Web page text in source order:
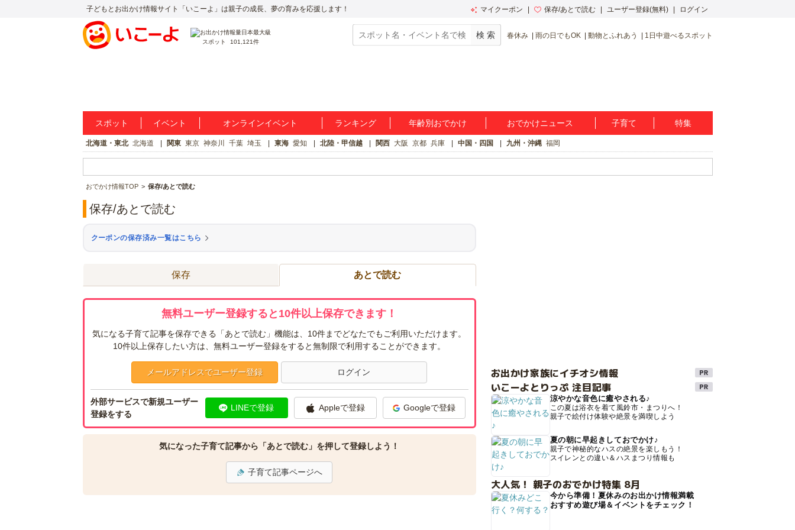
子どもとお出かけ情報サイト「いこーよ」は親子の成長、夢の育みを応援します！ マイクーポン 保存/あとで読む ユーザー登録(無料) ログイン
スポット 101,121件
春休み 雨の日でもOK 動物とふれあう 1日中遊べるスポット
スポット イベント オンラインイベント ランキング 年齢別おでかけ おでかけニュース 子育て 特集
北海道・東北 北海道 関東 東京 神奈川 千葉 埼玉 東海 愛知 北陸・甲信越 関西 大阪 京都 兵庫 中国・四国 九州・沖縄 福岡
おでかけ情報TOP 保存/あとで読む
保存/あとで読む
クーポンの保存済み一覧はこちら
保存 あとで読む
無料ユーザー登録すると10件以上保存できます！
気になる子育て記事を保存できる「あとで読む」機能は、10件までどなたでもご利用いただけます。
10件以上保存したい方は、無料ユーザー登録をすると無制限で利用することができます。
メールアドレスでユーザー登録 ログイン
外部サービスで新規ユーザー
登録をする
LINEで登録 Appleで登録 Googleで登録
気になった子育て記事から「あとで読む」を押して登録しよう！
子育て記事ページへ
お出かけ家族にイチオシ情報
いこーよとりっぷ 注目記事
涼やかな音色に癒やされる♪
この夏は浴衣を着て風鈴市・まつりへ！
親子で絵付け体験や絶景を満喫しよう
夏の朝に早起きしておでかけ♪
親子で神秘的なハスの絶景を楽しもう！
スイレンとの違い＆ハスまつり情報も
大人気！ 親子のおでかけ特集 8月
今から準備！夏休みのお出かけ情報満載
おすすめ遊び場＆イベントをチェック！